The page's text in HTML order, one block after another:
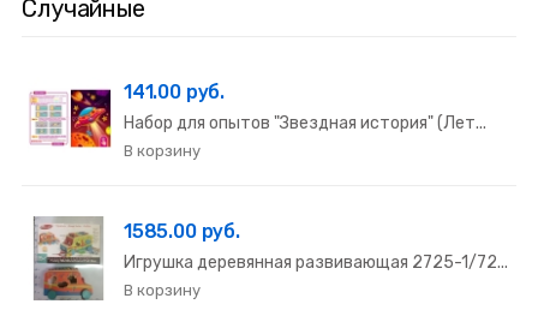
Случайные
141.00 руб.
Набор для опытов "Звездная история" (Лет...
1585.00 руб.
Игрушка деревянная развивающая 2725-1/72...